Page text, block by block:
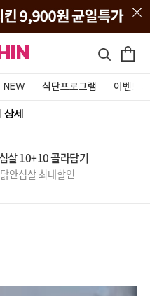
NEW 식단프로그램 이벤트&
상세
살 10+10 골라담기
안심살 최대할인